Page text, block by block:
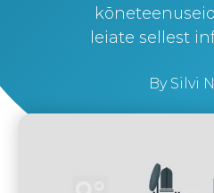
leiate sellest
BySilvi